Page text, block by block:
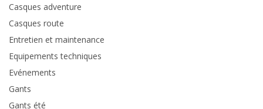
Casques adventure
Casques route
Entretien et maintenance
Equipements techniques
Evénements
Gants
Gants été